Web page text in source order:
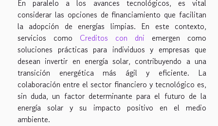
En paralelo a los avances tecnológicos, es vital
considerar las opciones de financiamiento que facilitan
la adopción de energías limpias. En este contexto,
servicios como Creditos con dni emergen como
soluciones prácticas para individuos y empresas que
desean invertir en energía solar, contribuyendo a una
transición energética más ágil y eficiente. La
colaboración entre el sector financiero y tecnológico es,
sin duda, un factor determinante para el futuro de la
energía solar y su impacto positivo en el medio
ambiente.